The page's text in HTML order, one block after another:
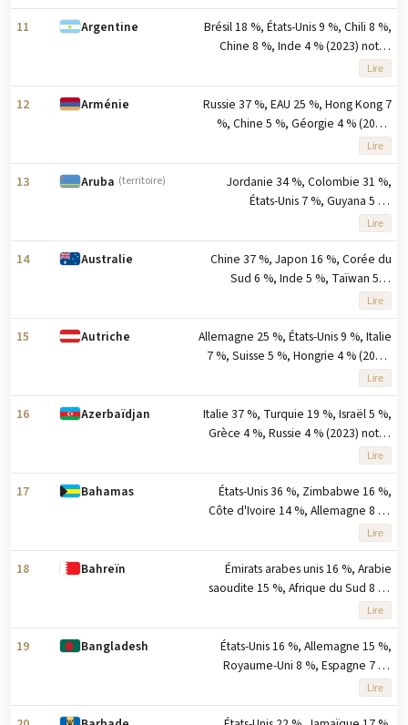
11 Argentine
Brésil 18 %, États-Unis 9 %, Chili 8 %,
Chine 8 %, Inde 4 % (2023) note :
cinq principaux partenaires à
l'exportation selon la part en
pourcentage des exportations
Lire
12 Arménie
Russie 37 %, EAU 25 %, Hong Kong 7
%, Chine 5 %, Géorgie 4 % (2023)
note : cinq principaux partenaires
d'exportation basés sur le
pourcentage des exportations
Lire
13 Aruba (territoire)
Jordanie 34 %, Colombie 31 %,
États-Unis 7 %, Guyana 5 %,
Slovaquie 5 % (2023) note : cinq
principaux partenaires à l'exportation
selon la part en pourcentage des
exportations
Lire
14 Australie
Chine 37 %, Japon 16 %, Corée du
Sud 6 %, Inde 5 %, Taïwan 5 %
(2023) note : cinq principaux
partenaires à l'exportation basés sur
le pourcentage des exportations
Lire
15 Autriche
Allemagne 25 %, États-Unis 9 %, Italie
7 %, Suisse 5 %, Hongrie 4 % (2023)
note : cinq principaux partenaires
d'exportation basés sur le
pourcentage des exportations
Lire
16 Azerbaïdjan
Italie 37 %, Turquie 19 %, Israël 5 %,
Grèce 4 %, Russie 4 % (2023) note :
cinq principaux partenaires
d'exportation basés sur le
pourcentage des exportations
Lire
17 Bahamas
États-Unis 36 %, Zimbabwe 16 %,
Côte d'Ivoire 14 %, Allemagne 8 %,
Guyana 8 % (2023) note : cinq
principaux partenaires à l'exportation
selon le pourcentage des
exportations
Lire
18 Bahreïn
Émirats arabes unis 16 %, Arabie
saoudite 15 %, Afrique du Sud 8 %,
États-Unis 6 %, Inde 4 % (2023)
remarque : cinq principaux
partenaires à l'exportation basés sur
le pourcentage des exportations
Lire
19 Bangladesh
États-Unis 16 %, Allemagne 15 %,
Royaume-Uni 8 %, Espagne 7 %,
Pologne 6 % (2023) note : cinq
principaux partenaires à l'exportation
Lire